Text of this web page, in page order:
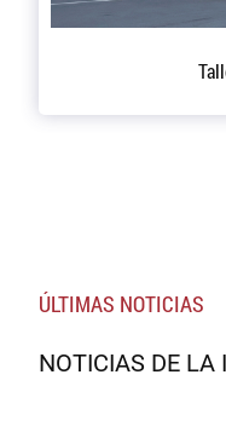
ÚLTIMAS NOTICIAS
NOTICIAS DE LA